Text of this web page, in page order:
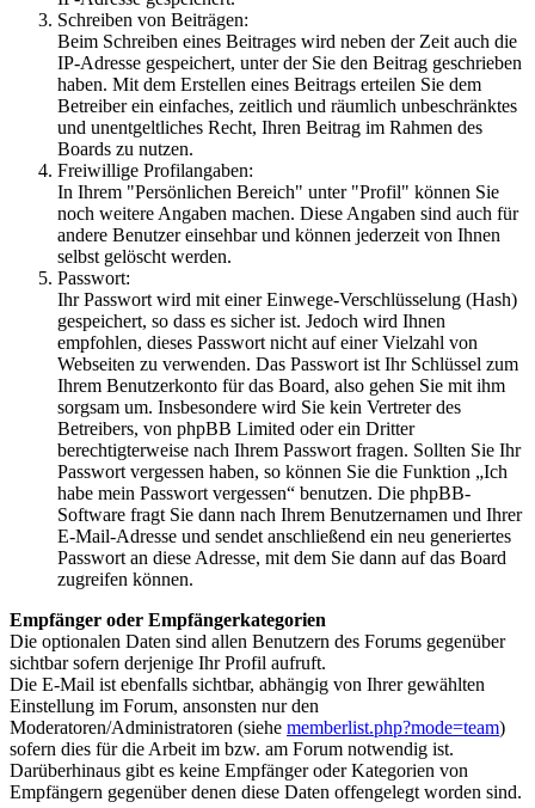
Schreiben von Beiträgen:
Beim Schreiben eines Beitrages wird neben der Zeit auch die
IP-Adresse gespeichert, unter der Sie den Beitrag geschrieben
haben. Mit dem Erstellen eines Beitrags erteilen Sie dem
Betreiber ein einfaches, zeitlich und räumlich unbeschränktes
und unentgeltliches Recht, Ihren Beitrag im Rahmen des
Boards zu nutzen.
Freiwillige Profilangaben:
In Ihrem "Persönlichen Bereich" unter "Profil" können Sie
noch weitere Angaben machen. Diese Angaben sind auch für
andere Benutzer einsehbar und können jederzeit von Ihnen
selbst gelöscht werden.
Passwort:
Ihr Passwort wird mit einer Einwege-Verschlüsselung (Hash)
gespeichert, so dass es sicher ist. Jedoch wird Ihnen
empfohlen, dieses Passwort nicht auf einer Vielzahl von
Webseiten zu verwenden. Das Passwort ist Ihr Schlüssel zum
Ihrem Benutzerkonto für das Board, also gehen Sie mit ihm
sorgsam um. Insbesondere wird Sie kein Vertreter des
Betreibers, von phpBB Limited oder ein Dritter
berechtigterweise nach Ihrem Passwort fragen. Sollten Sie Ihr
Passwort vergessen haben, so können Sie die Funktion „Ich
habe mein Passwort vergessen“ benutzen. Die phpBB-
Software fragt Sie dann nach Ihrem Benutzernamen und Ihrer
E-Mail-Adresse und sendet anschließend ein neu generiertes
Passwort an diese Adresse, mit dem Sie dann auf das Board
zugreifen können.
Emp­fän­ger oder Emp­fän­ger­ka­te­go­ri­en
Die optionalen Daten sind allen Benutzern des Forums gegenüber
sichtbar sofern derjenige Ihr Profil aufruft.
Die E-Mail ist ebenfalls sichtbar, abhängig von Ihrer gewählten
Einstellung im Forum, ansonsten nur den
Moderatoren/Administratoren (siehe memberlist.php?mode=team)
sofern dies für die Arbeit im bzw. am Forum notwendig ist.
Darüberhinaus gibt es keine Empfänger oder Kategorien von
Empfängern gegenüber denen diese Daten offengelegt worden sind.